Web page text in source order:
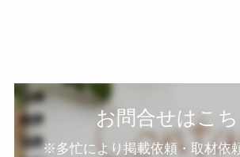
お問合せはこち
※多忙により掲載依頼・取材依